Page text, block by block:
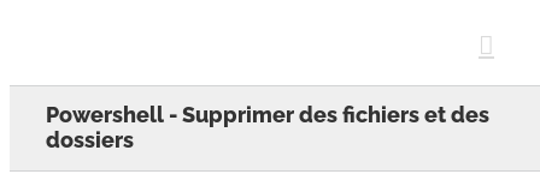
Powershell - Supprimer des fichiers et des
dossiers